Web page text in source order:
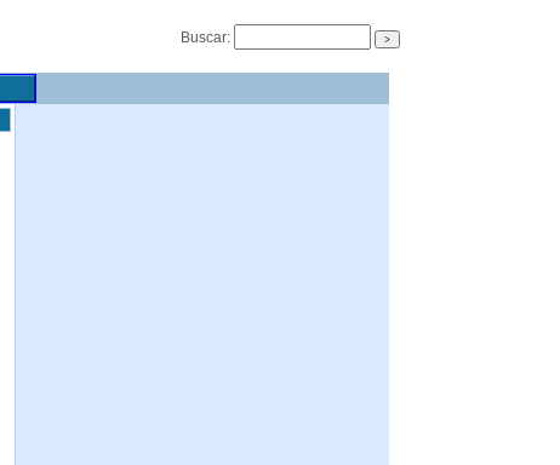
Buscar: